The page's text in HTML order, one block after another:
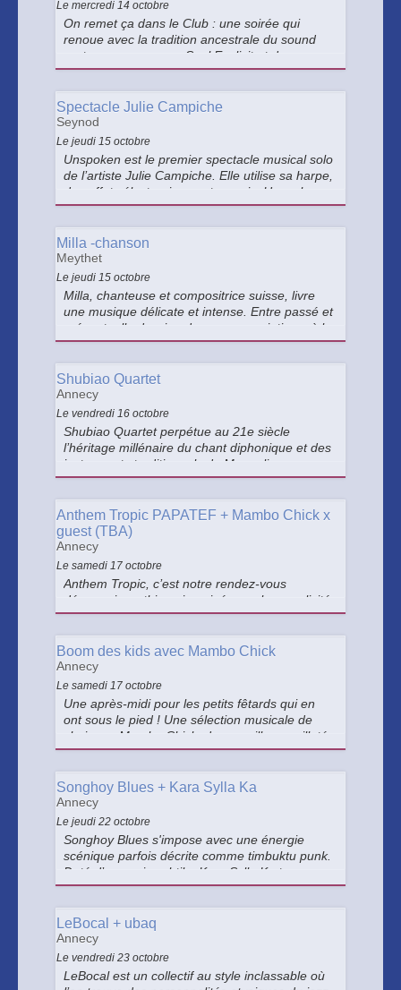
Le mercredi 14 octobre
On remet ça dans le Club : une soirée qui
renoue avec la tradition ancestrale du sound
system reggae, avec Soul Explicit et des
special guests ! Puuuull up my selectaaaaa !
Spectacle Julie Campiche
Seynod
Le jeudi 15 octobre
Unspoken est le premier spectacle musical solo
de l’artiste Julie Campiche. Elle utilise sa harpe,
des effets électroniques et sa voix. Unspoken
rend hommage à la force féminine.
Milla -chanson
Meythet
Le jeudi 15 octobre
Milla, chanteuse et compositrice suisse, livre
une musique délicate et intense. Entre passé et
présent, elle dessine des paysages intimes à la
guitare, apprise dès l’enfance, accompagnée
Shubiao Quartet
Annecy
Le vendredi 16 octobre
Shubiao Quartet perpétue au 21e siècle
l’héritage millénaire du chant diphonique et des
instruments traditionnels de Mongolie.
Anthem Tropic PAPATEF + Mambo Chick x
guest (TBA)
Annecy
Le samedi 17 octobre
Anthem Tropic, c’est notre rendez-vous
désormais mythique imaginé avec la complicité
de la diggeuse annécienne au sourire
caliente de groupe live et DJs qui explorent les
sonorités de la sono mondiale.
Boom des kids avec Mambo Chick
Annecy
Le samedi 17 octobre
Une après-midi pour les petits fêtards qui en
ont sous le pied ! Une sélection musicale de
choix par Mambo Chick, du maquillage pailleté
et des chorés : tout ce qu’il faut pour les faire
rentrer se coucher.
Songhoy Blues + Kara Sylla Ka
Annecy
Le jeudi 22 octobre
Songhoy Blues s'impose avec une énergie
scénique parfois décrite comme timbuktu punk.
Doté d’une voix subtile, Kara Sylla Ka trempe
ses racines africaines dans un bain de reggae,
LeBocal + ubaq
Annecy
Le vendredi 23 octobre
LeBocal est un collectif au style inclassable où